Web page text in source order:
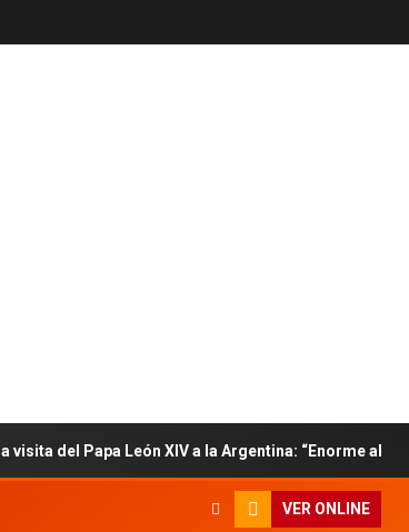
León XIV a la Argentina: “Enorme alegría”
VER ONLINE